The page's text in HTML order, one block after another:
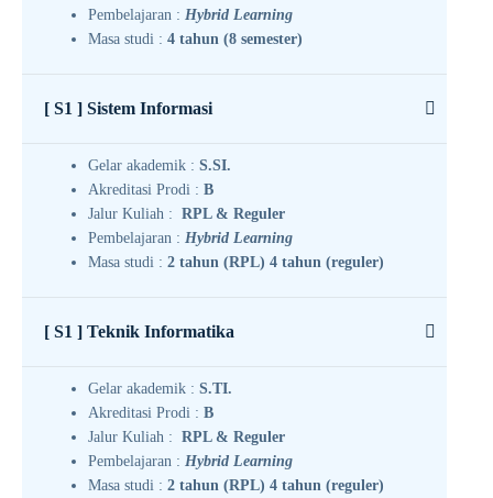
Pembelajaran : Hybrid Learning
Masa studi : 4 tahun (8 semester)
[ S1 ] Sistem Informasi
Gelar akademik : S.SI.
Akreditasi Prodi : B
Jalur Kuliah : RPL & Reguler
Pembelajaran : Hybrid Learning
Masa studi : 2 tahun (RPL) 4 tahun (reguler)
[ S1 ] Teknik Informatika
Gelar akademik : S.TI.
Akreditasi Prodi : B
Jalur Kuliah : RPL & Reguler
Pembelajaran : Hybrid Learning
Masa studi : 2 tahun (RPL) 4 tahun (reguler)